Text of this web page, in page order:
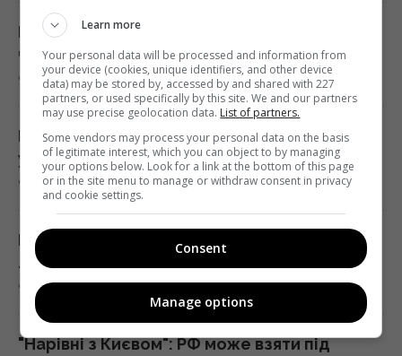
14:51 неділя, 09 серпня 2026
Окупанти почали відправляти на штурм
танки з активним захистом від FPV-дронів
14:44 неділя, 09 серпня 2026
Американський трюк із картоплею фрі
допомагає швидко загустити суп
14:38 неділя, 09 серпня 2026
Хіт 1983 року став однією з "найкращих
літніх пісень усіх часів": у чому її таємниця
14:27 неділя, 09 серпня 2026
Народжені у конкретні чотири місяці
частіше досягають великих висот у кар'єрі
9 серпня 2026, 15:34
Ніяка не "кукушка" і не "аїст": як
українською правильно називати птахів
9 серпня 2026, 15:33
Щипці для барбекю в авто — несподіваний
лайфхак, який врятує водія
9 серпня 2026, 15:05
"Нарівні з Києвом": РФ може взяти під
Learn more
Your personal data will be processed and information from
your device (cookies, unique identifiers, and other device
data) may be stored by, accessed by and shared with 227
partners, or used specifically by this site. We and our partners
may use precise geolocation data. List of partners.
Some vendors may process your personal data on the basis
of legitimate interest, which you can object to by managing
your options below. Look for a link at the bottom of this page
or in the site menu to manage or withdraw consent in privacy
and cookie settings.
Consent
Manage options